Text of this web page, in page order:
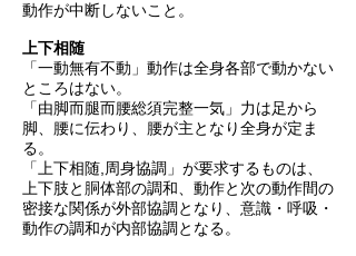
動作が中断しないこと。
上下相随
「一動無有不動」動作は全身各部で動かない
ところはない。
「由脚而腿而腰総須完整一気」力は足から
脚、腰に伝わり、腰が主となり全身が定ま
る。
「上下相随,周身協調」が要求するものは、
上下肢と胴体部の調和、動作と次の動作間の
密接な関係が外部協調となり、意識・呼吸・
動作の調和が内部協調となる。